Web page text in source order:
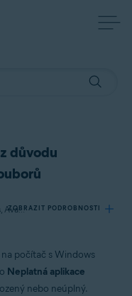
důvodu
Platí pro Avast Premium Security pro Windows, Avast Free Antivirus pro Windows, Avast Cleanup Premium pro Windows, Avast SecureLine VPN pro Windows, Avast AntiTrack Premium pro Windows, Avast Driver Updater pro Windows, Avast Battery Saver pro Windows, Avast BreachGuard pro Windows
ZOBRAZIT PODROBNOSTI
počítač s Windows
Neplatná aplikace
nebo neúplný.